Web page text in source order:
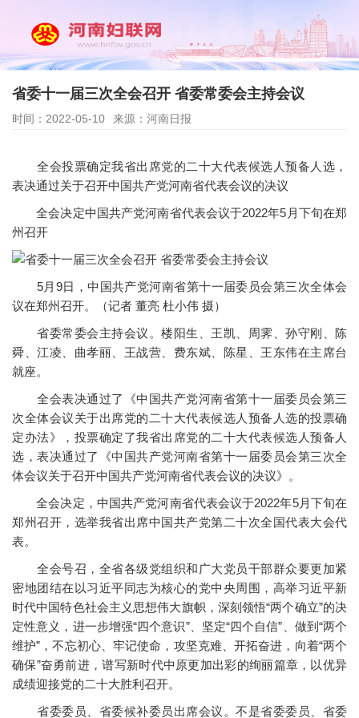
省委十一届三次全会召开 省委常委会主持会议
时间：2022-05-10 来源：河南日报
全会投票确定我省出席党的二十大代表候选人预备人选，
表决通过关于召开中国共产党河南省代表会议的决议
全会决定中国共产党河南省代表会议于2022年5月下旬在郑
州召开
5月9日，中国共产党河南省第十一届委员会第三次全体会
议在郑州召开。（记者 董亮 杜小伟 摄）
省委常委会主持会议。楼阳生、王凯、周霁、孙守刚、陈
舜、江凌、曲孝丽、王战营、费东斌、陈星、王东伟在主席台
就座。
全会表决通过了《中国共产党河南省第十一届委员会第三
次全体会议关于出席党的二十大代表候选人预备人选的投票确
定办法》，投票确定了我省出席党的二十大代表候选人预备人
选，表决通过了《中国共产党河南省第十一届委员会第三次全
体会议关于召开中国共产党河南省代表会议的决议》。
全会决定，中国共产党河南省代表会议于2022年5月下旬在
郑州召开，选举我省出席中国共产党第二十次全国代表大会代
表。
全会号召，全省各级党组织和广大党员干部群众要更加紧
密地团结在以习近平同志为核心的党中央周围，高举习近平新
时代中国特色社会主义思想伟大旗帜，深刻领悟“两个确立”的决
定性意义，进一步增强“四个意识”、坚定“四个自信”、做到“两个
维护”，不忘初心、牢记使命，攻坚克难、开拓奋进，向着“两个
确保”奋勇前进，谱写新时代中原更加出彩的绚丽篇章，以优异
成绩迎接党的二十大胜利召开。
省委委员、省委候补委员出席会议。不是省委委员、省委